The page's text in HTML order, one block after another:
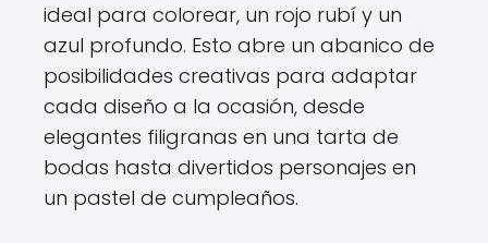
ideal para colorear, un rojo rubí y un
azul profundo. Esto abre un abanico de
posibilidades creativas para adaptar
cada diseño a la ocasión, desde
elegantes filigranas en una tarta de
bodas hasta divertidos personajes en
un pastel de cumpleaños.